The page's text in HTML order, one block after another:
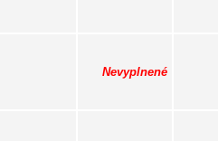
Nevyplnené